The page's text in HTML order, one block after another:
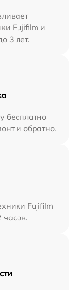
Fujifilm и
3 лет.
бесплатно
и обратно.
Fujifilm
часов.